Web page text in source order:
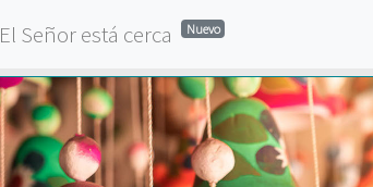
El Señor está cerca Nuevo